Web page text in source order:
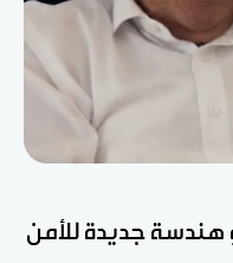
هندسة جديدة للأمن